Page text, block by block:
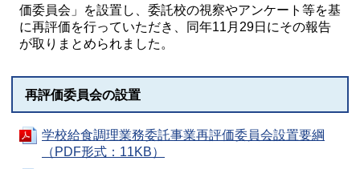
価委員会」を設置し、委託校の視察やアンケート等を基
に再評価を行っていただき、同年11月29日にその報告
が取りまとめられました。
再評価委員会の設置
学校給食調理業務委託事業再評価委員会設置要綱
（PDF形式：11KB）